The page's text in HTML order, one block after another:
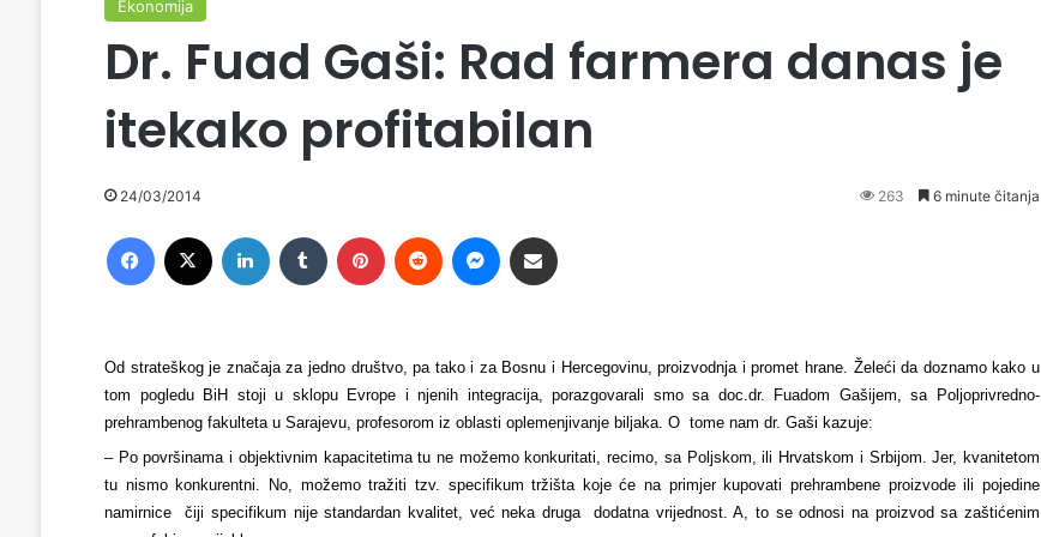
Ekonomija
Dr. Fuad Gaši: Rad farmera danas je
itekako profitabilan
24/03/2014 263 6 minute čitanja
Od strateškog je značaja za jedno društvo, pa tako i za Bosnu i Hercegovinu, proizvodnja i promet hrane. Želeći da doznamo kako u
tom pogledu BiH stoji u sklopu Evrope i njenih integracija, porazgovarali smo sa doc.dr. Fuadom Gašijem, sa Poljoprivredno-
prehrambenog fakulteta u Sarajevu, profesorom iz oblasti oplemenjivanje biljaka. O tome nam dr. Gaši kazuje:
– Po površinama i objektivnim kapacitetima tu ne možemo konkuritati, recimo, sa Poljskom, ili Hrvatskom i Srbijom. Jer, kvanitetom
tu nismo konkurentni. No, možemo tražiti tzv. specifikum tržišta koje će na primjer kupovati prehrambene proizvode ili pojedine
namirnice čiji specifikum nije standardan kvalitet, već neka druga dodatna vrijednost. A, to se odnosi na proizvod sa zaštićenim